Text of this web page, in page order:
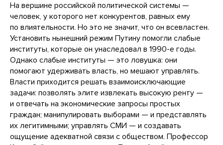
На вершине российской политической системы —
человек, у которого нет конкурентов, равных ему
по влиятельности. Но это не значит, что он всевластен.
Установить нынешний режим Путину помогли слабые
институты, которые он унаследовал в 1990-е годы.
Однако слабые институты — это ловушка: они
помогают удерживать власть, но мешают управлять.
Власти приходится решать взаимоисключающие
задачи: позволять элите извлекать высокую ренту —
и отвечать на экономические запросы простых
граждан; манипулировать выборами — и представлять
их легитимными; управлять СМИ — и создавать
ощущение адекватной связи с обществом. Профессор